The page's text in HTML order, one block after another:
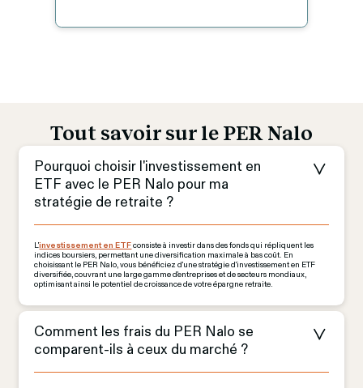
Tout savoir sur le PER Nalo
Pourquoi choisir l'investissement en
ETF avec le PER Nalo pour ma
stratégie de retraite ?
L'investissement en ETF consiste à investir dans des fonds qui répliquent les
indices boursiers, permettant une diversification maximale à bas coût. En
choisissant le PER Nalo, vous bénéficiez d'une stratégie d'investissement en ETF
diversifiée, couvrant une large gamme d'entreprises et de secteurs mondiaux,
optimisant ainsi le potentiel de croissance de votre épargne retraite.
Comment les frais du PER Nalo se
comparent-ils à ceux du marché ?